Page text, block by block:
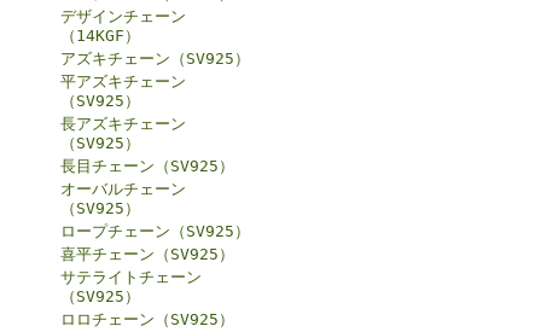
デザインチェーン
（14KGF）
アズキチェーン（SV925）
平アズキチェーン
（SV925）
長アズキチェーン
（SV925）
長目チェーン（SV925）
オーバルチェーン
（SV925）
ロープチェーン（SV925）
喜平チェーン（SV925）
サテライトチェーン
（SV925）
ロロチェーン（SV925）